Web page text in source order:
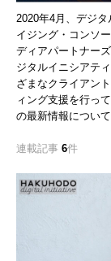
2020年4月、デジ
イジング・コンソ
ディアパートナー
ジタルイニシアテ
ざまなクライアン
ィング支援を行っ
の最新情報につい
連載記事 6件